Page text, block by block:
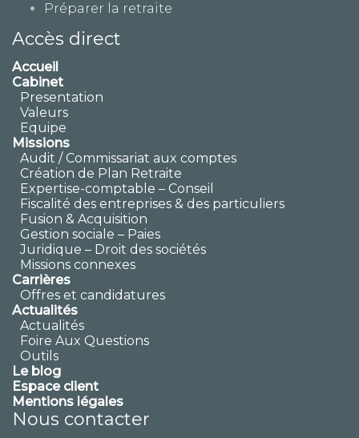
Préparer la retraite
Accès direct
Accueil
Cabinet
Presentation
Valeurs
Equipe
Missions
Audit / Commissariat aux comptes
Création de Plan Retraite
Expertise-comptable – Conseil
Fiscalité des entreprises & des particuliers
Fusion & Acquisition
Gestion sociale – Paies
Juridique – Droit des sociétés
Missions connexes
Carrières
Offres et candidatures
Actualités
Actualités
Foire Aux Questions
Outils
Le blog
Espace client
Mentions légales
Nous contacter